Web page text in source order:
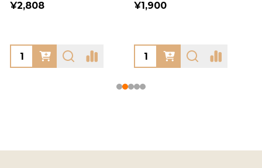
¥2,808 ¥1,900